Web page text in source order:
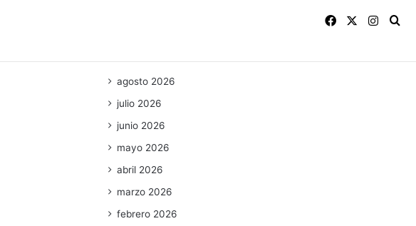
Facebook
agosto 2026
julio 2026
junio 2026
mayo 2026
abril 2026
marzo 2026
febrero 2026